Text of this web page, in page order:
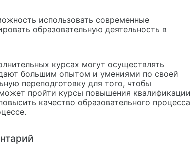
использовать современные
образовательную деятельность в
курсах могут осуществлять
большим опытом и умениями по своей
переподготовку для того, чтобы
пройти курсы повышения квалификации
качество образовательного процесса